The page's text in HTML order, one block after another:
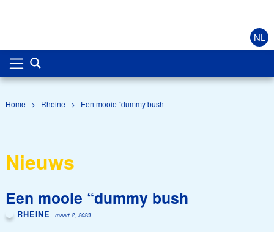
NL
Home > Rheine > Een mooie “dummy bush
Nieuws
Een mooie “dummy bush
RHEINE maart 2, 2023